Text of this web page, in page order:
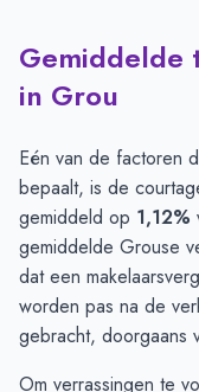
Gemiddelde
in Grou
Eén van de factoren
bepaalt, is de
gemiddeld op 1,12%
gemiddelde Grouse
dat een
worden pas na de
gebracht, doorgaans
Om verrassingen te